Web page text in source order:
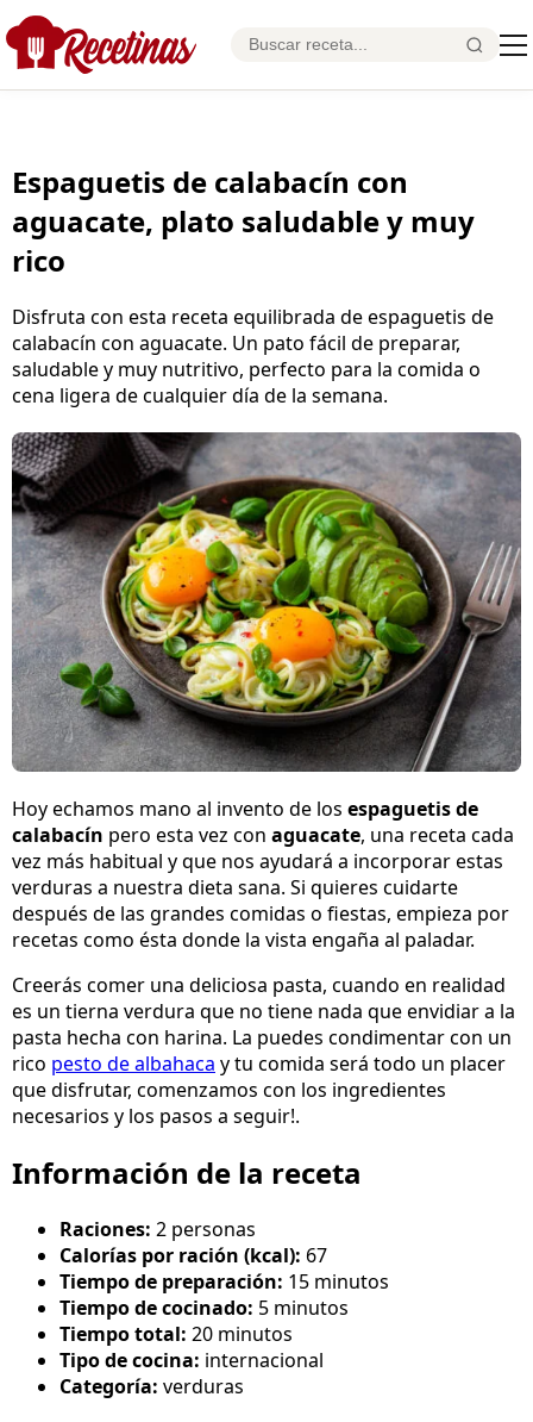
Espaguetis de calabacín con
aguacate, plato saludable y muy
rico
Disfruta con esta receta equilibrada de espaguetis de
calabacín con aguacate. Un pato fácil de preparar,
saludable y muy nutritivo, perfecto para la comida o
cena ligera de cualquier día de la semana.
Hoy echamos mano al invento de los espaguetis de
calabacín pero esta vez con aguacate, una receta cada
vez más habitual y que nos ayudará a incorporar estas
verduras a nuestra dieta sana. Si quieres cuidarte
después de las grandes comidas o fiestas, empieza por
recetas como ésta donde la vista engaña al paladar.
Creerás comer una deliciosa pasta, cuando en realidad
es un tierna verdura que no tiene nada que envidiar a la
pasta hecha con harina. La puedes condimentar con un
rico pesto de albahaca y tu comida será todo un placer
que disfrutar, comenzamos con los ingredientes
necesarios y los pasos a seguir!.
Información de la receta
Raciones: 2 personas
Calorías por ración (kcal): 67
Tiempo de preparación: 15 minutos
Tiempo de cocinado: 5 minutos
Tiempo total: 20 minutos
Tipo de cocina: internacional
Categoría: verduras